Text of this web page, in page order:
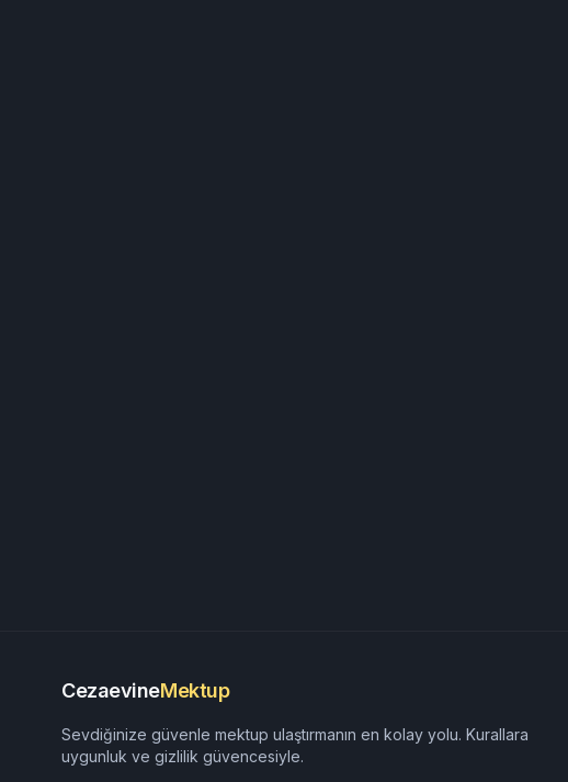
CezaevineMektup
Sevdiğinize güvenle mektup ulaştırmanın en kolay yolu. Kurallara
uygunluk ve gizlilik güvencesiyle.